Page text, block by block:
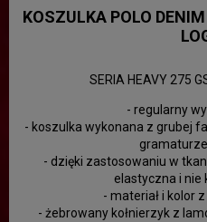
KOSZULKA POLO
SERIA HEAVY 275
- regularny
- koszulka wykonana z grubej
- dzięki zastosowaniu w
elastyczna i nie
- materiał i kolor
- żebrowany kołnierzyk z